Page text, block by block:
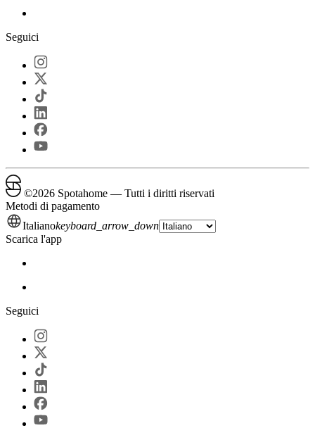
Seguici
©2026 Spotahome — Tutti i diritti riservati
Metodi di pagamento
Italianokeyboard_arrow_down
Scarica l'app
Seguici